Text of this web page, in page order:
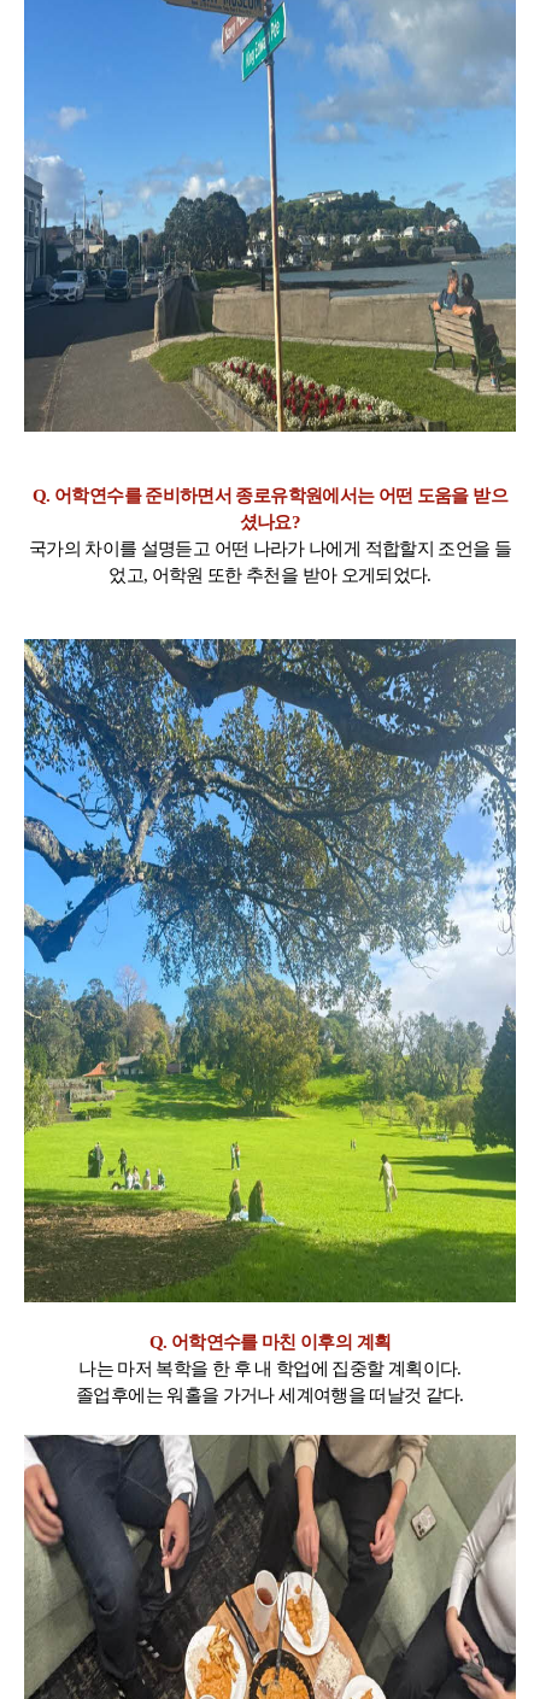
Q. 어학연수를 준비하면서 종로유학원에서는 어떤 도움을 받으
셨나요?
국가의 차이를 설명듣고 어떤 나라가 나에게 적합할지 조언을 들
었고, 어학원 또한 추천을 받아 오게되었다.
Q. 어학연수를 마친 이후의 계획
나는 마저 복학을 한 후 내 학업에 집중할 계획이다.
졸업후에는 워홀을 가거나 세계여행을 떠날것 같다.